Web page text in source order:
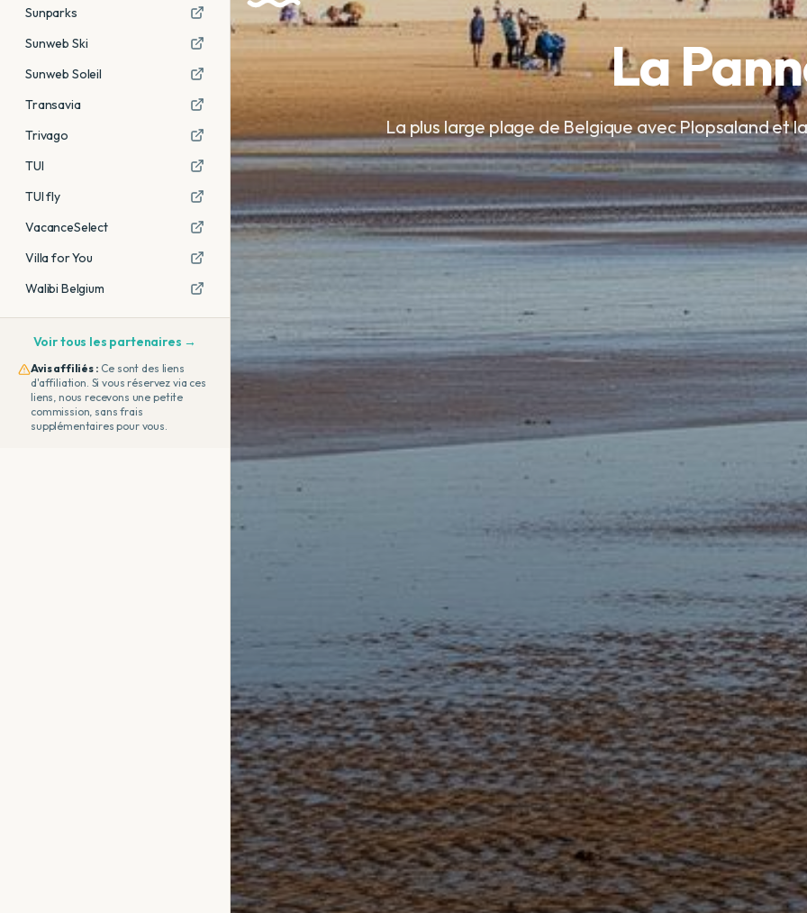
La
La plus large plage de Belgique avec Plopsaland et
Sunparks
Sunweb Ski
Sunweb Soleil
Transavia
Trivago
TUI
TUI fly
VacanceSelect
Villa for You
Walibi Belgium
Voir tous les partenaires →
Avis affiliés : Ce sont des liens
d'affiliation. Si vous réservez via ces
liens, nous recevons une petite
commission, sans frais
supplémentaires pour vous.